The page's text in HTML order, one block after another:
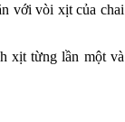
với vòi xịt của chai
xịt từng lần một và